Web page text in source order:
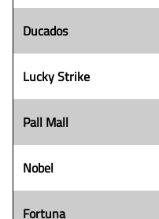
Ducados
Lucky Strike
Pall Mall
Nobel
Fortuna